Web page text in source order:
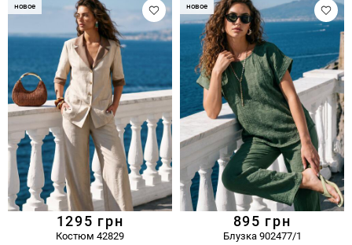
новое
1295 грн
Костюм 42829
новое
895 грн
Блузка 902477/1